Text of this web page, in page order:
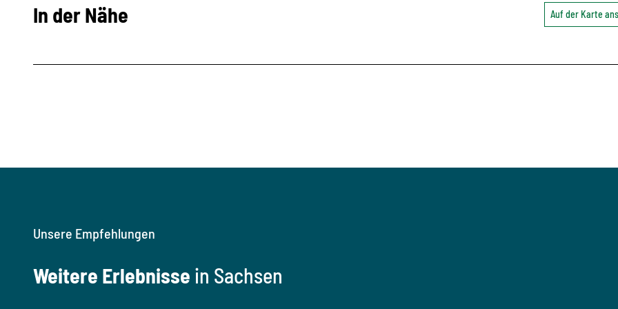
In der Nähe Auf der Karte
Unsere Empfehlungen
Weitere Erlebnisse in Sachsen